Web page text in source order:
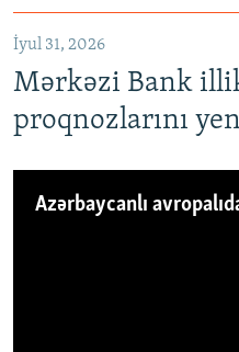
İyul 31, 2026
Mərkəzi Bank
proqnozlarını